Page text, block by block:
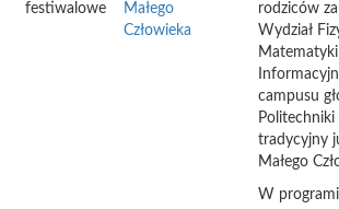
festiwalowe
Małego
Człowieka
rodziców
Wydział
campusu
Politechniki
tradycyjny
Małego
W